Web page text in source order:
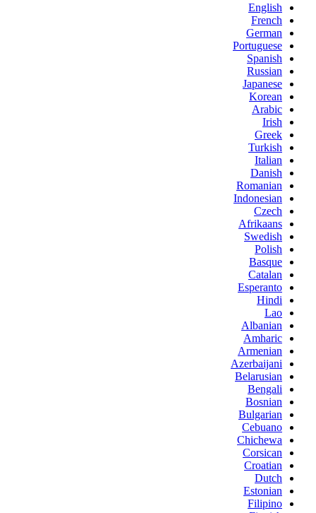
English
French
German
Portuguese
Spanish
Russian
Japanese
Korean
Arabic
Irish
Greek
Turkish
Italian
Danish
Romanian
Indonesian
Czech
Afrikaans
Swedish
Polish
Basque
Catalan
Esperanto
Hindi
Lao
Albanian
Amharic
Armenian
Azerbaijani
Belarusian
Bengali
Bosnian
Bulgarian
Cebuano
Chichewa
Corsican
Croatian
Dutch
Estonian
Filipino